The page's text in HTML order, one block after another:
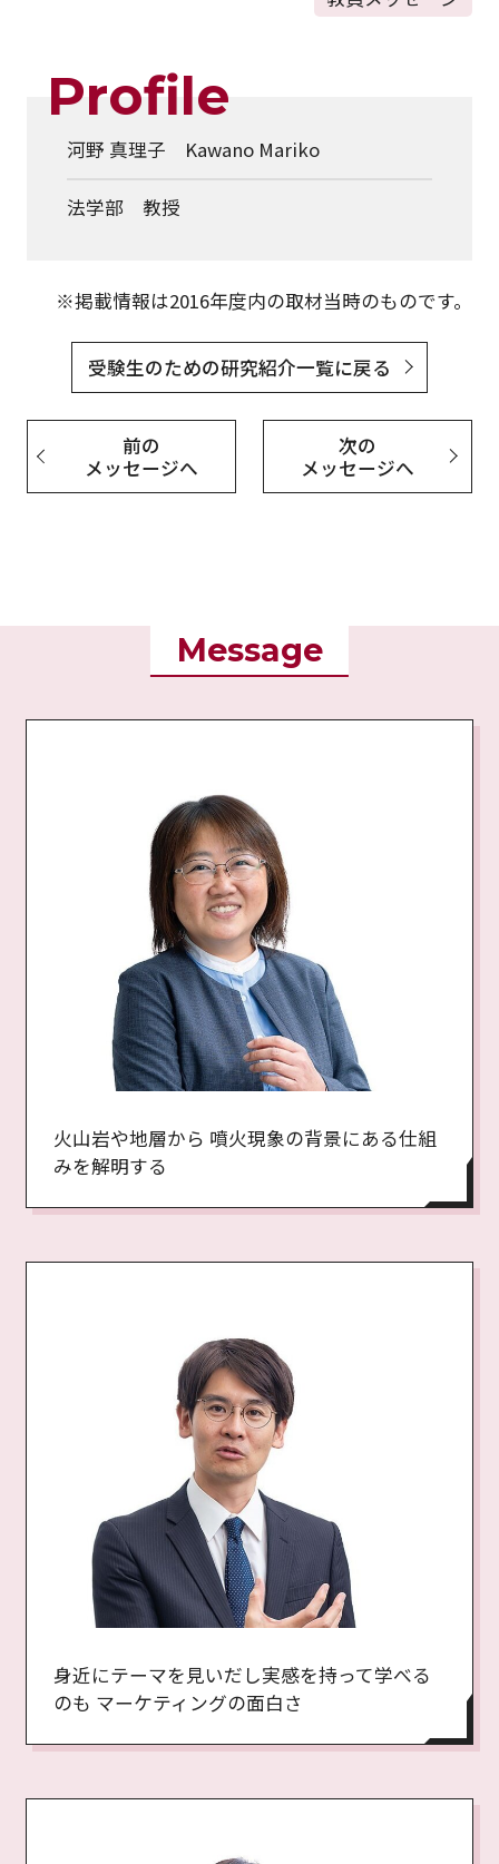
Profile
河野 真理子 Kawano Mariko
法学部 教授
※掲載情報は2016年度内の取材当時のものです。
受験生のための研究紹介一覧に戻る
前の
メッセージへ
次の
メッセージへ
Message
火山岩や地層から 噴火現象の背景にある仕組
みを解明する
身近にテーマを見いだし実感を持って学べる
のも マーケティングの面白さ